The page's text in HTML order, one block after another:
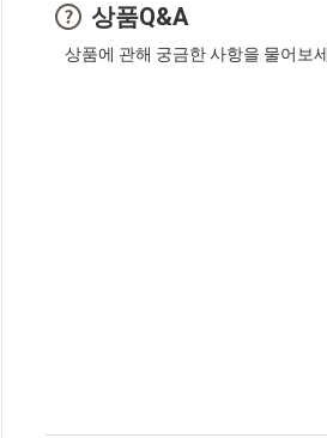
상품Q&A
상품에 관해 궁금한 사항을 물어보